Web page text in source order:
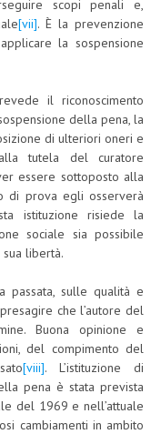
scopi penali e,
[vii]. È la prevenzione
la sospensione
il riconoscimento
della pena, la
di ulteriori oneri e
tutela del curatore
essere sottoposto alla
di prova egli osserverà
istituzione risiede la
sociale sia possibile
libertà.
passata, sulle qualità e
che l’autore del
Buona opinione e
del compimento del
[viii]. L’istituzione di
pena è stata prevista
del 1969 e nell’attuale
cambiamenti in ambito